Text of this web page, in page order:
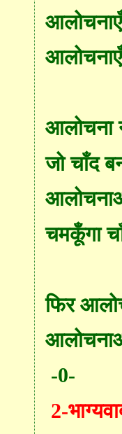
आलोचना
जो चाँद
चमकूँगा
फिर
-0-
2-